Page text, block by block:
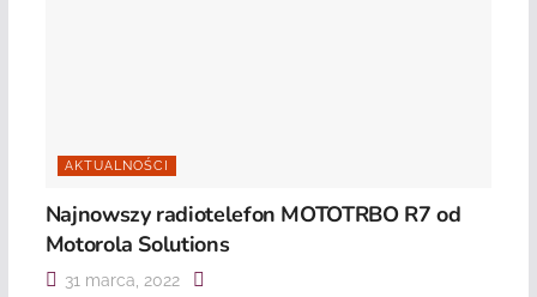
AKTUALNOŚCI
Najnowszy radiotelefon MOTOTRBO R7 od
Motorola Solutions
31 marca, 2022